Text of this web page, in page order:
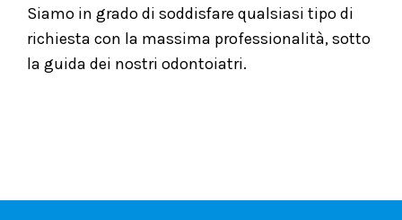
Siamo in grado di soddisfare qualsiasi tipo di
richiesta con la massima professionalità, sotto
la guida dei nostri odontoiatri.